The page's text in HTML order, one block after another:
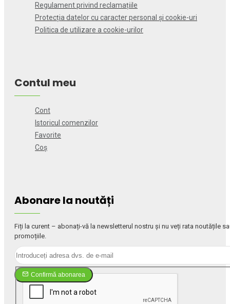
Regulament privind reclamațiile
Protecția datelor cu caracter personal și cookie-uri
Politica de utilizare a cookie-urilor
Contul meu
Cont
Istoricul comenzilor
Favorite
Coș
Abonare la noutăți
Fiți la curent – abonați-vă la newsletterul nostru și nu veți rata noutățile
promoțiile.
Confirmă abonarea